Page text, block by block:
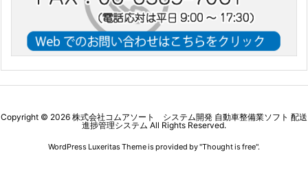
Copyright © 2026 株式会社コムアソート システム開発 自動車整備業ソフト 配送
進捗管理システム All Rights Reserved.
WordPress Luxeritas Theme is provided by "Thought is free".